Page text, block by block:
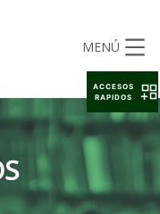
MENÚ
ACCESOS
RAPIDOS